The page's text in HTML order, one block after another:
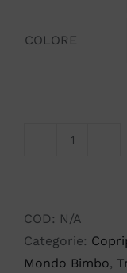
COLORE
CALEFFI
quantità
COD: N/A
Categorie:
Mondo Bimbo,